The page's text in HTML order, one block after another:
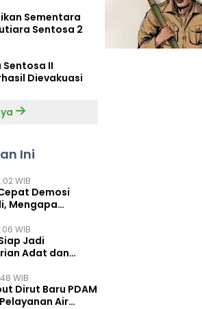
Sementara
Sentosa 2
Sentosa II
Dievakuasi
Ini
WIB
Demosi
Mengapa
WIB
Jadi
Adat dan
WIB
Dirut Baru PDAM
Air